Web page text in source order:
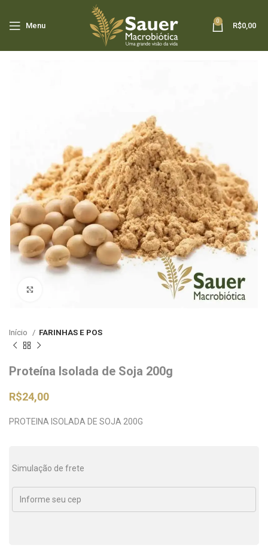
Menu
0
R$0,00
Início FARINHAS E POS
Proteína Isolada de Soja 200g
R$24,00
PROTEINA ISOLADA DE SOJA 200G
Simulação de frete